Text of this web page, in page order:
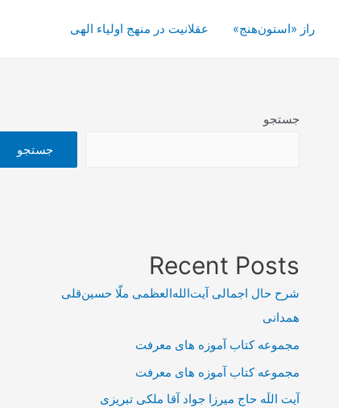
راز «استون‌هنج» عقلانیت در منهج اولیاء الهی
جستجو
جستجو
Recent Posts
شرح حال اجمالی آیت‌الله‌العظمی ملّا حسین‌قلی
همدانی
مجموعه کتاب آموزه های معرفت
مجموعه کتاب آموزه های معرفت
آیت اللَه حاج میرزا جواد آقا ملکی تبریزی